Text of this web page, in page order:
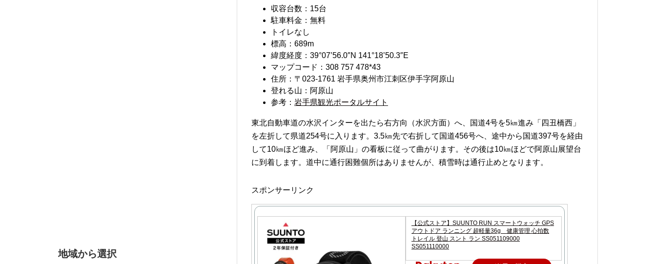
収容台数：15台
駐車料金：無料
トイレなし
標高：689m
緯度経度：39°07’56.0″N 141°18’50.3″E
マップコード：308 757 478*43
住所：〒023-1761 岩手県奥州市江刺区伊手字阿原山
登れる山：阿原山
参考： 岩手県観光ポータルサイト
東北自動車道の水沢インターを出たら右方向（水沢方面）へ、国道4号を5㎞進み「四丑橋西」
を左折して県道254号に入ります。3.5㎞先で右折して国道456号へ、途中から国道397号を経由
して10㎞ほど進み、「阿原山」の看板に従って曲がります。その後は10㎞ほどで阿原山展望台
に到着します。道中に通行困難個所はありませんが、積雪時は通行止めとなります。
スポンサーリンク
【公式ストア】SUUNTO RUN スマートウォッチ GPS
アウトドア ランニング 超軽量36g 健康管理 心拍数
トレイル 登山 スント ラン SS051109000
SS051110000
地域から選択